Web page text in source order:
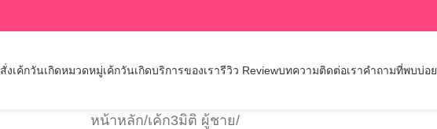
สั่งเค้กวันเกิดหมวดหมู่เค้กวันเกิดบริการของเรารีวิว Reviewบทความติดต่อเราคำถามที่พบบ่อย
หน้าหลัก/เค้ก3มิติ ผู้ชาย/